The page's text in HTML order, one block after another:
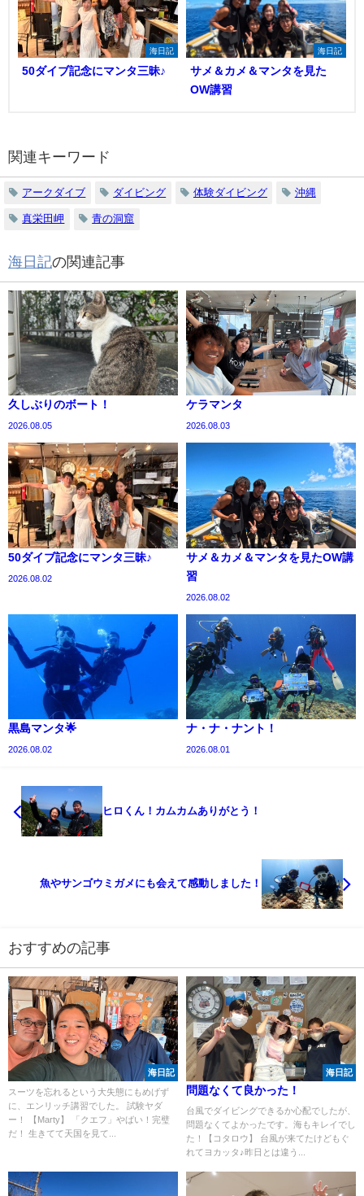
海日記
50ダイブ記念にマンタ三昧♪
海日記
サメ＆カメ＆マンタを見た
OW講習
関連キーワード
アークダイブ ダイビング 体験ダイビング 沖縄
真栄田岬 青の洞窟
海日記の関連記事
久しぶりのボート！
2026.08.05
ケラマンタ
2026.08.03
50ダイブ記念にマンタ三昧♪
2026.08.02
サメ＆カメ＆マンタを見たOW講
習
2026.08.02
黒島マンタ🌟
2026.08.02
ナ・ナ・ナント！
2026.08.01
ヒロくん！カムカムありがとう！
魚やサンゴウミガメにも会えて感動しました！
おすすめの記事
海日記
スーツを忘れるという大失態にもめげず
に、エンリッチ講習でした。 試験ヤダ
ー！ 【Marty】 「クエフ」やばい！完璧
だ！ 生きてて天国を見て...
海日記
問題なくて良かった！
台風でダイビングできるか心配でしたが、
問題なくてよかったです。海もキレイでし
た！【コタロウ】 台風が来てたけどもぐ
れてヨカッタ♪昨日とは違う...